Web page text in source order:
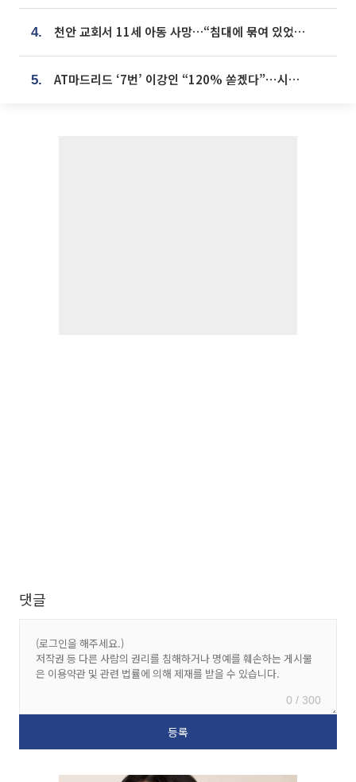
4. 천안 교회서 11세 아동 사망…“침대에 묶여 있었다” 진술 확보
5. AT마드리드 ‘7번’ 이강인 “120% 쏟겠다”⋯시메오네 감독 “필요한 선수”
댓글
0 / 300